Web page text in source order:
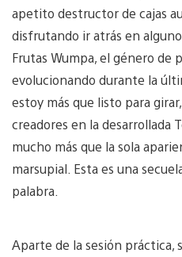
apetito destructor de cajas
disfrutando ir atrás en
Frutas Wumpa, el género de
evolucionando durante la
estoy más que listo para
creadores en la desarrollada
mucho más que la sola
marsupial. Esta es una
palabra.
Aparte de la sesión práctica,